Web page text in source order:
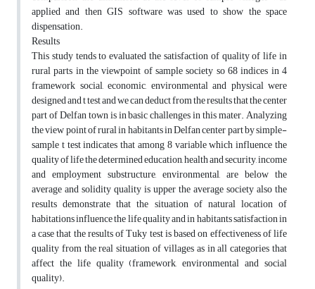
applied and then GIS software was used to show the space
dispensation.
Results
This study tends to evaluated the satisfaction of quality of life in
rural parts in the viewpoint of sample society so 68 indices in 4
framework social, economic, environmental and physical were
designed and t test and we can deduct from the results that the center
part of Delfan town is in basic challenges in this mater. Analyzing
the view point of rural in habitants in Delfan center part by simple-
sample t test indicates that among 8 variable which influence the
quality of life the determined education, health and security, income
and employment substructure, environmental, are below the
average and solidity quality is upper the average society also the
results demonstrate that the situation of natural location of
habitations influence the life quality and in habitants satisfaction in
a case that the results of Tuky test is based on effectiveness of life
quality from the real situation of villages as in all categories that
affect the life quality (framework, environmental and social
quality).